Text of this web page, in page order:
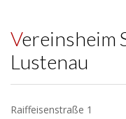
Vereinsheim SBV Rheintal
Lustenau
Raiffeisenstraße 1